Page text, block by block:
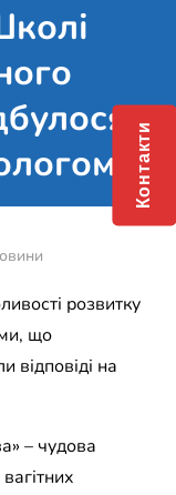
розвитку
що
відповіді на
– чудова
Контакти